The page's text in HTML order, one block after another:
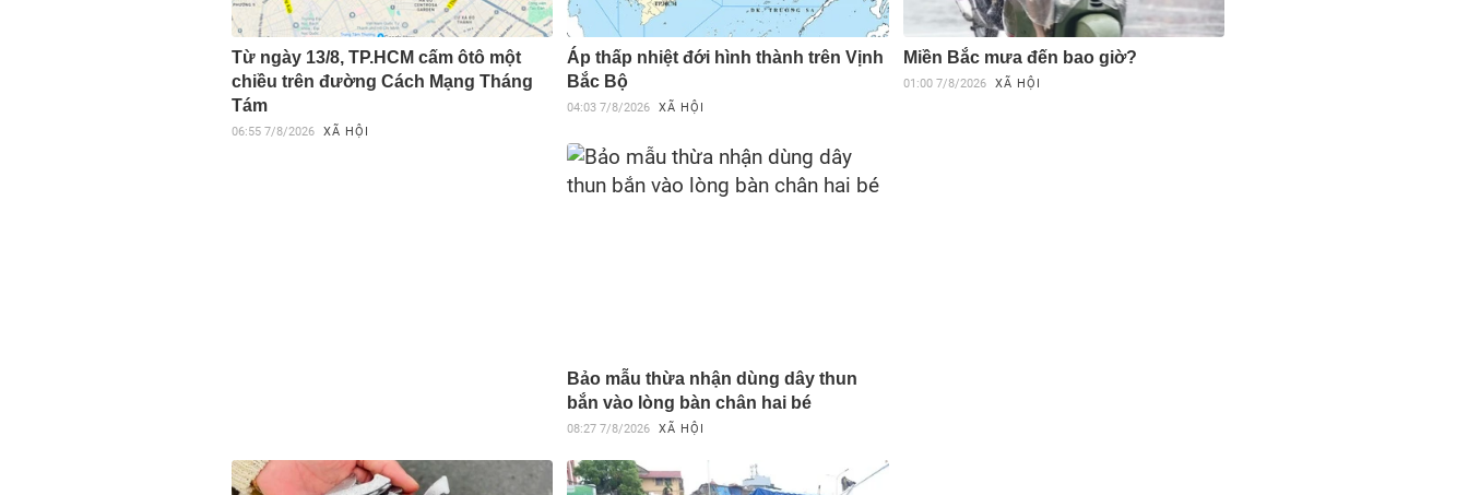
Từ ngày 13/8, TP.HCM cấm ôtô một
chiều trên đường Cách Mạng Tháng
Tám
06:55 7/8/2026 XÃ HỘI
Áp thấp nhiệt đới hình thành trên Vịnh
Bắc Bộ
04:03 7/8/2026 XÃ HỘI
Miền Bắc mưa đến bao giờ?
01:00 7/8/2026 XÃ HỘI
Bảo mẫu thừa nhận dùng dây thun
bắn vào lòng bàn chân hai bé
08:27 7/8/2026 XÃ HỘI